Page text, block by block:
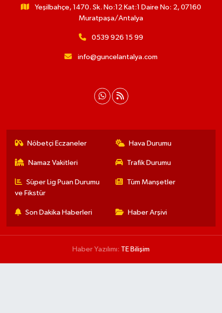
Yeşilbahçe, 1470. Sk. No:12 Kat:1 Daire No: 2, 07160
Muratpaşa/Antalya
0539 926 15 99
info@guncelantalya.com
Nöbetçi Eczaneler Hava Durumu
Namaz Vakitleri Trafik Durumu
Süper Lig Puan Durumu
ve Fikstür
Tüm Manşetler
Son Dakika Haberleri Haber Arşivi
Haber Yazılımı: TE Bilişim